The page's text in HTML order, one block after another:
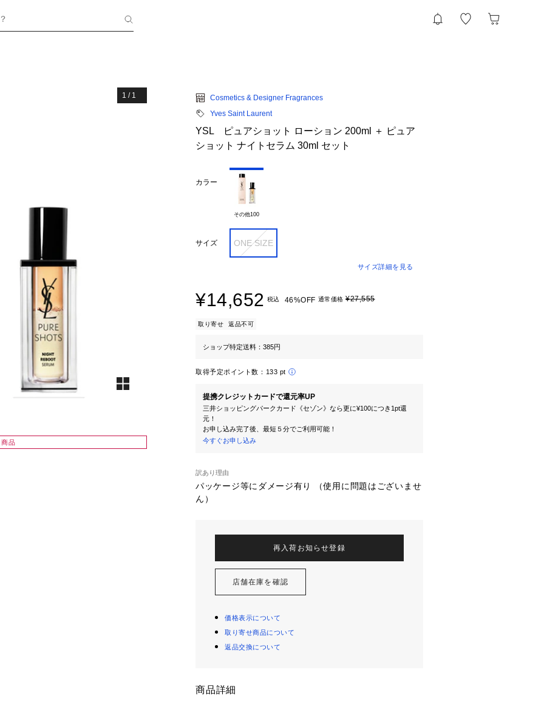
1 / 1
商品
Cosmetics & Designer Fragrances
Yves Saint Laurent
YSL ピュアショット ローション 200ml ＋ ピュア
ショット ナイトセラム 30ml セット
カラー
その他100
サイズ ONE SIZE
サイズ詳細を見る
¥14,652 税込 46%OFF 通常価格 ¥27,555
取り寄せ 返品不可
ショップ特定送料：385円
取得予定ポイント数： 133 pt
提携クレジットカードで還元率UP
三井ショッピングパークカード《セゾン》なら更に¥100につき1pt還
元！
お申し込み完了後、最短５分でご利用可能！
今すぐお申し込み
訳あり理由
パッケージ等にダメージ有り （使用に問題はございませ
ん）
再入荷お知らせ登録
店舗在庫を確認
価格表示について
取り寄せ商品について
返品交換について
商品詳細